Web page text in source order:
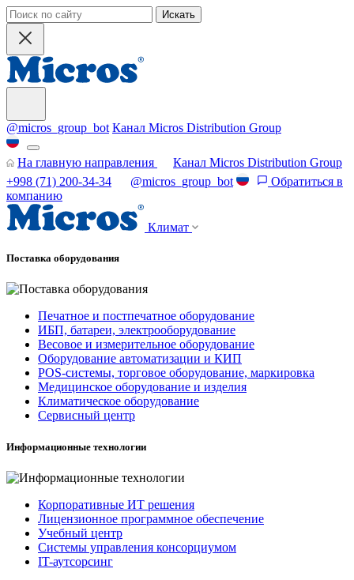
Искать
@micros_group_bot Канал Micros Distribution Group
На главную направления
Канал Micros Distribution Group
+998 (71) 200-34-34
@micros_group_bot
Обратиться в
компанию
Климат
Поставка оборудования
Печатное и постпечатное оборудование
ИБП, батареи, электрооборудование
Весовое и измерительное оборудование
Оборудование автоматизации и КИП
POS-системы, торговое оборудование, маркировка
Медицинское оборудование и изделия
Климатическое оборудование
Сервисный центр
Информационные технологии
Корпоративные ИТ решения
Лицензионное программное обеспечение
Учебный центр
Системы управления консорциумом
IT-аутсорсинг